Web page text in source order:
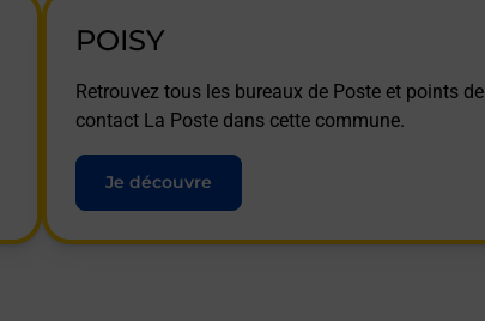
POISY
Retrouvez tous les bureaux de Poste et points de
contact La Poste dans cette commune.
Je découvre